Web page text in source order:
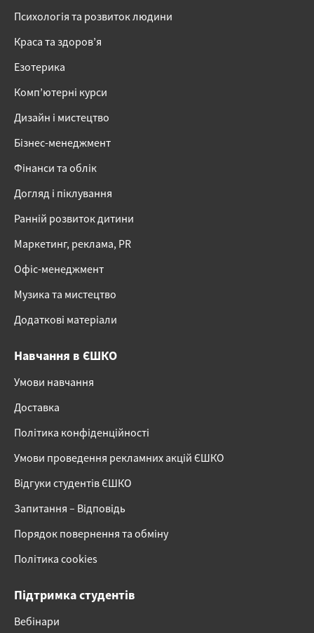
Психологія та розвиток людини
Краса та здоров’я
Езотерика
Комп’ютерні курси
Дизайн і мистецтво
Бізнес-менеджмент
Фінанси та облік
Догляд і піклування
Ранній розвиток дитини
Маркетинг, реклама, PR
Офіс-менеджмент
Музика та мистецтво
Додаткові матеріали
Навчання в ЄШКО
Умови навчання
Доставка
Політика конфіденційності
Умови проведення рекламних акцій ЄШКО
Відгуки студентів ЄШКО
Запитання – Відповідь
Порядок повернення та обміну
Політика cookies
Підтримка студентів
Вебінари